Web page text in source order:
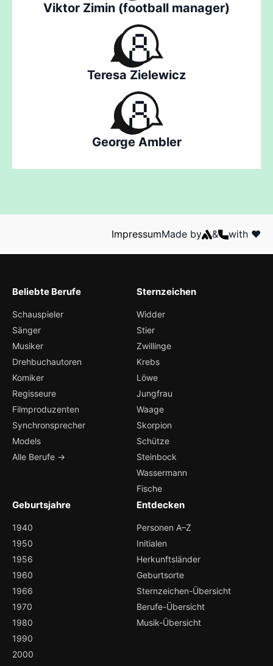
Viktor Zimin (football manager)
Teresa Zielewicz
George Ambler
ImpressumMade by & with ❤️
Beliebte Berufe
Schauspieler
Sänger
Musiker
Drehbuchautoren
Komiker
Regisseure
Filmproduzenten
Synchronsprecher
Models
Alle Berufe →
Sternzeichen
Widder
Stier
Zwillinge
Krebs
Löwe
Jungfrau
Waage
Skorpion
Schütze
Steinbock
Wassermann
Fische
Geburtsjahre
1940
1950
1956
1960
1966
1970
1980
1990
2000
Entdecken
Personen A–Z
Initialen
Herkunftsländer
Geburtsorte
Sternzeichen-Übersicht
Berufe-Übersicht
Musik-Übersicht